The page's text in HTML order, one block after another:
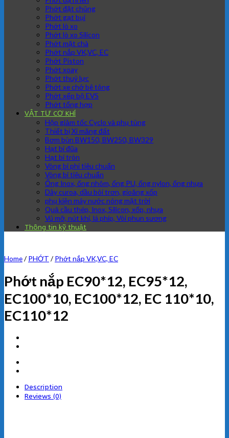
Phớt đặt chủng
Phớt gạt bụi
Phớt lò xo
Phớt lò xo Silicon
Phớt mặt chà
Phớt nắp VK,VC, EC
Phớt Piston
Phớt xoay
Phớt thuỷ lực
Phớt xe chở bê tông
Phớt xếp bộ EVS
Phớt tổng hợp
VẬT TƯ CƠ KHÍ
Hộp giảm tốc Cyclo và phụ tùng
Thiết bị Xi măng đất
Bơm bùn BW150, BW250, BW329
Hạt bi đũa
Hạt bi tròn
Vòng bi phi tiêu chuẩn
Vòng bi tiêu chuẩn
Ống Inox, ống nhôm, ống PU, ống nylon, ống nhựa
Dây curoa, dầu bôi trơn, gioăng xốp
phụ kiện máy nước nóng mặt trời
Quả cầu thép, Inox, Silicon, xốp, nhựa
Vú mỡ, nút khí, lá phíp, Vòi phun sương
Thông tin kỹ thuật
Home/ PHỚT / Phớt nắp VK,VC, EC
Phớt nắp EC90*12, EC95*12,
EC100*10, EC100*12, EC 110*10,
EC110*12
Description
Reviews (0)